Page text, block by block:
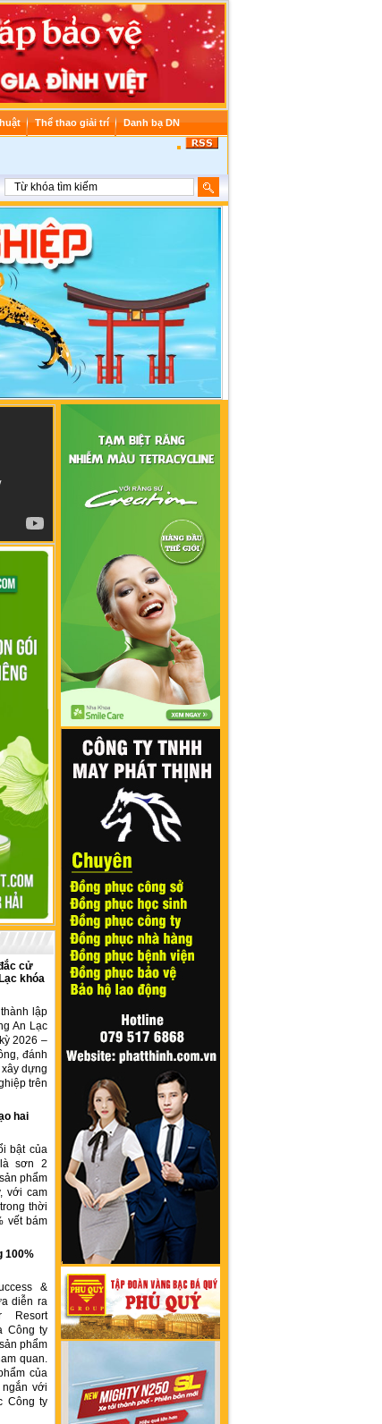
Thể thao giải trí Danh bạ DN
cử
khóa
lập
An Lạc
2026 –
đánh
dựng
trên
hai
bật của
sơn 2
phẩm
với cam
thời
vết bám
100%
&
diễn ra
Resort
Công ty
phẩm
quan.
của
với
Công ty